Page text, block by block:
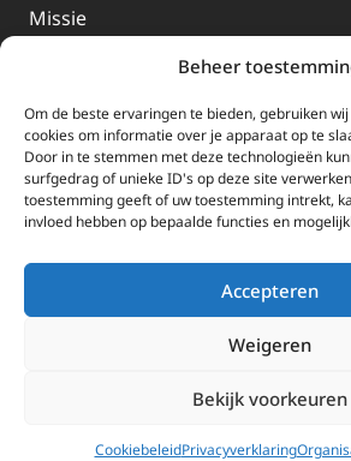
Beheer
Om de beste ervaringen te bieden, gebruiken
cookies om informatie over je apparaat op te
Door in te stemmen met deze technologieën
surfgedrag of unieke ID's op deze site
toestemming geeft of uw toestemming intrekt,
invloed hebben op bepaalde functies en
Accepteren
Weigeren
Bekijk voorkeuren
CookiebeleidPrivacyverklaring
Missie
EWTN-Team
Organisatiegegevens
Doneren
EWTN wordt uitsluitend gefinancierd
Wij ontvangen bewust geen
Landen |Cookies|